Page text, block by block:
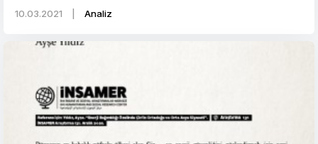
10.03.2021 Analiz